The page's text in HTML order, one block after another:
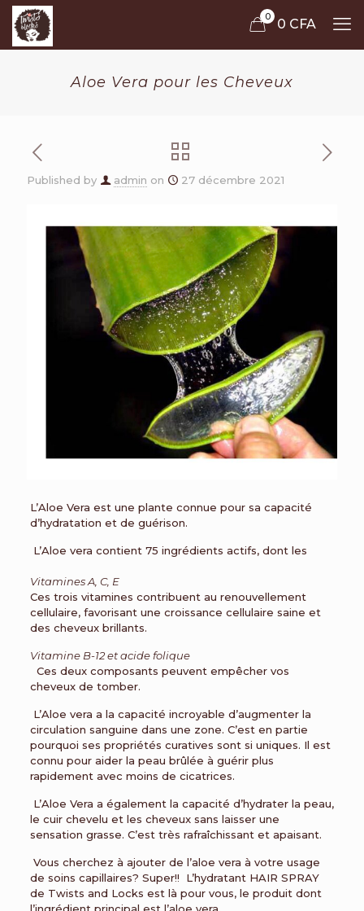
0 0 CFA
Aloe Vera pour les Cheveux
Published by admin on 27 décembre 2021
L’Aloe Vera est une plante connue pour sa capacité
d’hydratation et de guérison.
L’Aloe vera contient 75 ingrédients actifs, dont les
Vitamines A, C, E
Ces trois vitamines contribuent au renouvellement
cellulaire, favorisant une croissance cellulaire saine et
des cheveux brillants.
Vitamine B-12 et acide folique
Ces deux composants peuvent empêcher vos
cheveux de tomber.
L’Aloe vera a la capacité incroyable d’augmenter la
circulation sanguine dans une zone. C’est en partie
pourquoi ses propriétés curatives sont si uniques. Il est
connu pour aider la peau brûlée à guérir plus
rapidement avec moins de cicatrices.
L’Aloe Vera a également la capacité d’hydrater la peau,
le cuir chevelu et les cheveux sans laisser une
sensation grasse. C’est très rafraîchissant et apaisant.
Vous cherchez à ajouter de l’aloe vera à votre usage
de soins capillaires? Super!! L’hydratant HAIR SPRAY
de Twists and Locks est là pour vous, le produit dont